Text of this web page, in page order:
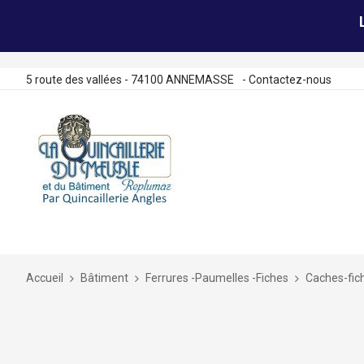
5 route des vallées - 74100 ANNEMASSE - Contactez-nous
Accueil Bâtiment Ferrures -Paumelles -Fiches Caches-